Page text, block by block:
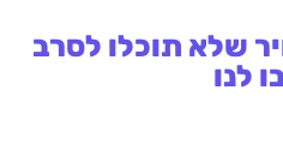
שלא תוכלו לסרב
לנו